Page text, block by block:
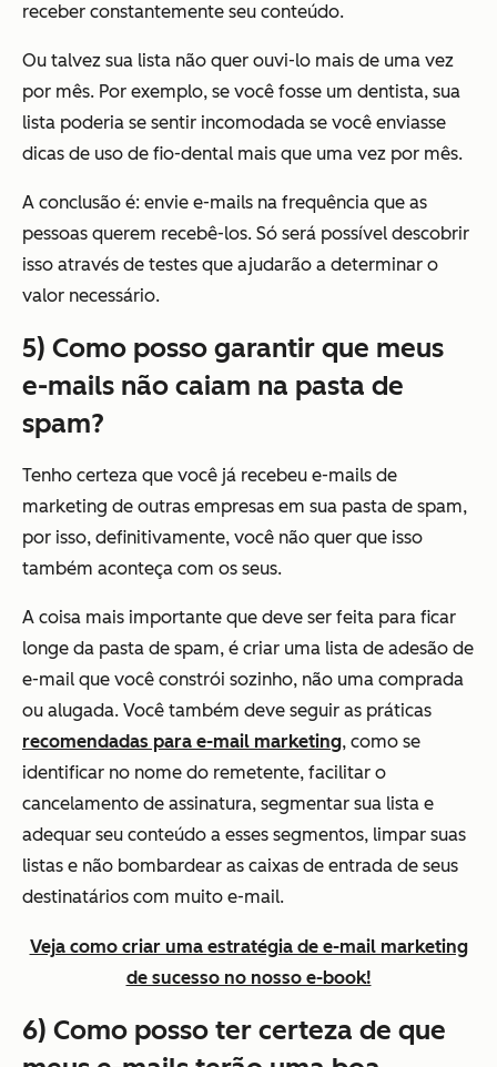
receber constantemente seu conteúdo.
Ou talvez sua lista não quer ouvi-lo mais de uma vez
por mês. Por exemplo, se você fosse um dentista, sua
lista poderia se sentir incomodada se você enviasse
dicas de uso de fio-dental mais que uma vez por mês.
A conclusão é: envie e-mails na frequência que as
pessoas querem recebê-los. Só será possível descobrir
isso através de testes que ajudarão a determinar o
valor necessário.
5) Como posso garantir que meus
e-mails não caiam na pasta de
spam?
Tenho certeza que você já recebeu e-mails de
marketing de outras empresas em sua pasta de spam,
por isso, definitivamente, você não quer que isso
também aconteça com os seus.
A coisa mais importante que deve ser feita para ficar
longe da pasta de spam, é criar uma lista de adesão de
e-mail que você constrói sozinho, não uma comprada
ou alugada. Você também deve seguir as práticas
recomendadas para e-mail marketing, como se
identificar no nome do remetente, facilitar o
cancelamento de assinatura, segmentar sua lista e
adequar seu conteúdo a esses segmentos, limpar suas
listas e não bombardear as caixas de entrada de seus
destinatários com muito e-mail.
Veja como criar uma estratégia de e-mail marketing
de sucesso no nosso e-book!
6) Como posso ter certeza de que